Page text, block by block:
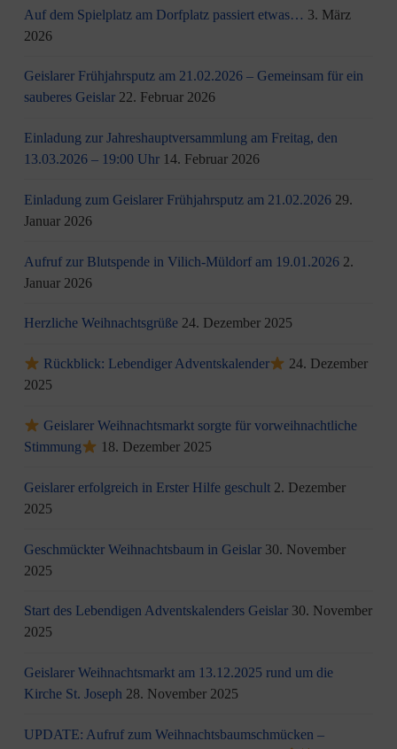
Auf dem Spielplatz am Dorfplatz passiert etwas… 3. März
2026
Geislarer Frühjahrsputz am 21.02.2026 – Gemeinsam für ein
sauberes Geislar 22. Februar 2026
Einladung zur Jahreshauptversammlung am Freitag, den
13.03.2026 – 19:00 Uhr 14. Februar 2026
Einladung zum Geislarer Frühjahrsputz am 21.02.2026 29.
Januar 2026
Aufruf zur Blutspende in Vilich-Müldorf am 19.01.2026 2.
Januar 2026
Herzliche Weihnachtsgrüße 24. Dezember 2025
Rückblick: Lebendiger Adventskalender
24. Dezember
2025
Geislarer Weihnachtsmarkt sorgte für vorweihnachtliche
Stimmung
18. Dezember 2025
Geislarer erfolgreich in Erster Hilfe geschult 2. Dezember
2025
Geschmückter Weihnachtsbaum in Geislar 30. November
2025
Start des Lebendigen Adventskalenders Geislar 30. November
2025
Geislarer Weihnachtsmarkt am 13.12.2025 rund um die
Kirche St. Joseph 28. November 2025
UPDATE: Aufruf zum Weihnachtsbaumschmücken –